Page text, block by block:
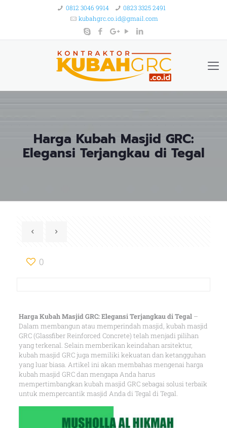
0812 3046 9914
0823 3325 2491
kubahgrc.co.id@gmail.com
Harga Kubah Masjid GRC:
Elegansi Terjangkau di Tegal
0
Harga Kubah Masjid GRC: Elegansi Terjangkau di Tegal–
Dalam membangun atau memperindah masjid, kubah masjid
GRC (Glassfiber Reinforced Concrete) telah menjadi pilihan
yang terkenal. Selain memberikan keindahan arsitektur,
kubah masjid GRC juga memiliki kekuatan dan ketangguhan
yang luar biasa. Artikel ini akan membahas mengenai harga
kubah masjid GRC dan mengapa Anda harus
mempertimbangkan kubah masjid GRC sebagai solusi terbaik
untuk mempercantik masjid Anda di Tegal di Tegal.